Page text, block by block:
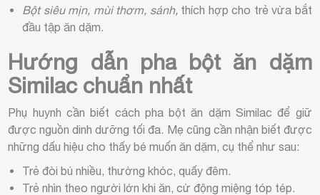
Bột siêu mịn, mùi thơm, sánh, thích hợp cho trẻ vừa bắt
đầu tập ăn dặm.
Hướng dẫn pha bột ăn dặm
Similac chuẩn nhất
Phụ huynh cần biết cách pha bột ăn dặm Similac để giữ
được nguồn dinh dưỡng tối đa. Mẹ cũng cần nhận biết được
những dấu hiệu cho thấy bé muốn ăn dặm, cụ thể như sau:
Trẻ đòi bú nhiều, thường khóc, quấy đêm.
Trẻ nhìn theo người lớn khi ăn, cử động miệng tóp tép.